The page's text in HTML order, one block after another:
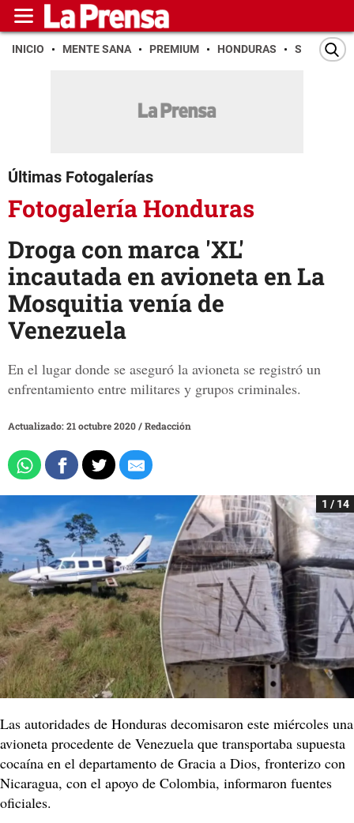
INICIO MENTE SANA PREMIUM HONDURAS SAN PEDRO
Últimas Fotogalerías
Fotogalería Honduras
Droga con marca 'XL'
incautada en avioneta en La
Mosquitia venía de
Venezuela
En el lugar donde se aseguró la avioneta se registró un
enfrentamiento entre militares y grupos criminales.
Actualizado: 21 octubre 2020/Redacción
1 / 14
Las autoridades de Honduras decomisaron este miércoles una
avioneta procedente de Venezuela que transportaba supuesta
cocaína en el departamento de Gracia a Dios, fronterizo con
Nicaragua, con el apoyo de Colombia, informaron fuentes
oficiales.